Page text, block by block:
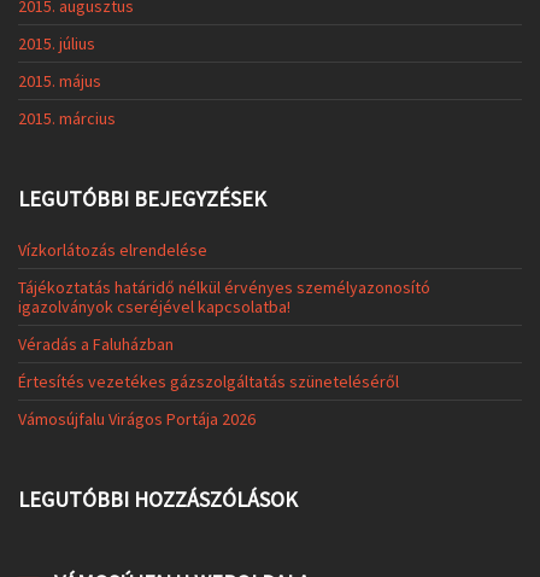
2015. augusztus
2015. július
2015. május
2015. március
LEGUTÓBBI BEJEGYZÉSEK
Vízkorlátozás elrendelése
Tájékoztatás határidő nélkül érvényes személyazonosító
igazolványok cseréjével kapcsolatba!
Véradás a Faluházban
Értesítés vezetékes gázszolgáltatás szüneteléséről
Vámosújfalu Virágos Portája 2026
LEGUTÓBBI HOZZÁSZÓLÁSOK